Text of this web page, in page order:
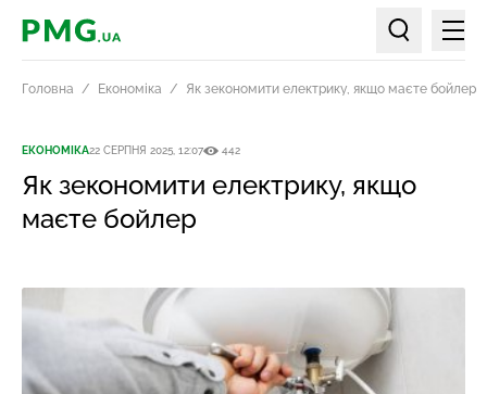
PMG.ua
Пошук по
Головна Економіка Як зекономити електрику, якщо маєте бойлер
ЕКОНОМІКА22 СЕРПНЯ 2025, 12:07 442
Як зекономити електрику, якщо
маєте бойлер